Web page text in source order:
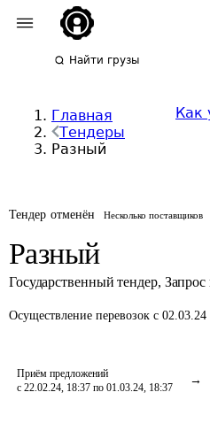
Найти грузы
Главная
Тендеры
Разный
Как
Тендер отменён Несколько поставщиков
Разный
Государственный тендер, Запрос
Осуществление перевозок с
Приём предложений
с 22.02.24, 18:37 по 01.03.24, 18:37